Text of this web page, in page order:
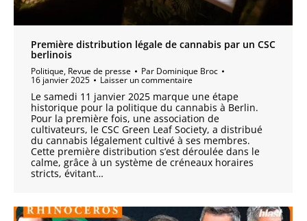
Première distribution légale de cannabis par un CSC
berlinois
Politique, Revue de presse Par Dominique Broc
16 janvier 2025 Laisser un commentaire
Le samedi 11 janvier 2025 marque une étape
historique pour la politique du cannabis à Berlin.
Pour la première fois, une association de
cultivateurs, le CSC Green Leaf Society, a distribué
du cannabis légalement cultivé à ses membres.
Cette première distribution s’est déroulée dans le
calme, grâce à un système de créneaux horaires
stricts, évitant…